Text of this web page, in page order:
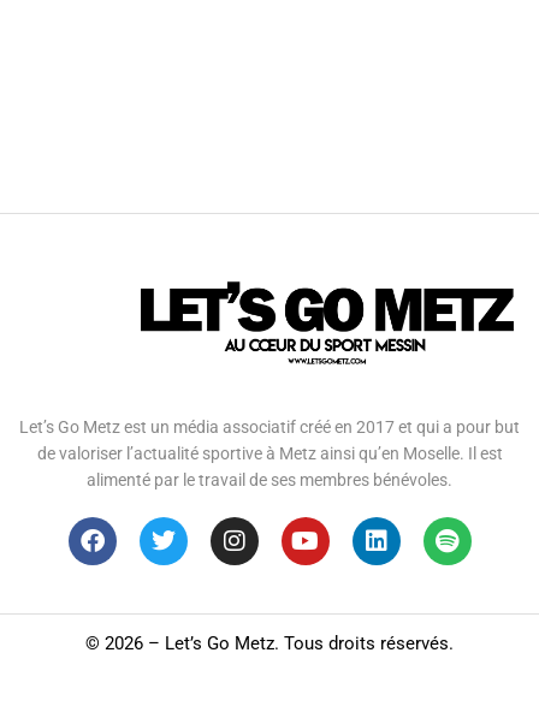
Let’s Go Metz est un média associatif créé en 2017 et qui a pour but
de valoriser l’actualité sportive à Metz ainsi qu’en Moselle. Il est
alimenté par le travail de ses membres bénévoles.
© 2026 – Let’s Go Metz. Tous droits réservés.